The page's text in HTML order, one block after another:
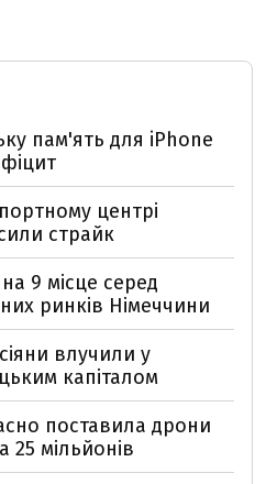
пам'ять для iPhone
центрі
страйк
9 місце серед
ринків Німеччини
влучили у
капіталом
поставила дрони
25 мільйонів